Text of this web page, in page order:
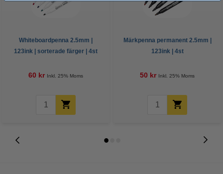
Whiteboardpenna 2.5mm |
123ink | sorterade färger | 4st
60 kr Inkl. 25% Moms
Märkpenna permanent 2.5mm |
123ink | 4st
50 kr Inkl. 25% Moms